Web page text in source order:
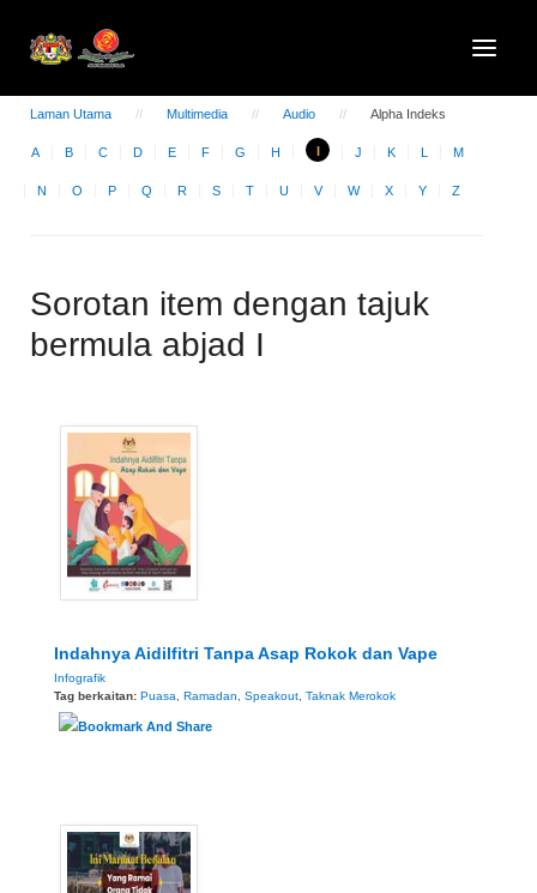
Laman Utama Multimedia Audio Alpha Indeks
A B C D E F G H I J K L M
N O P Q R S T U V W X Y Z
Sorotan item dengan tajuk
bermula abjad I
Indahnya Aidilfitri Tanpa Asap Rokok dan Vape
Infografik
Tag berkaitan: Puasa, Ramadan, Speakout, Taknak Merokok